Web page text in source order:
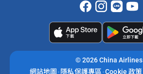
©2026 China Airlines
網站地圖
隱私保護專區 Cookie 政策